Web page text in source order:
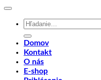
Hľadať:
Domov
Kontakt
O nás
E-shop